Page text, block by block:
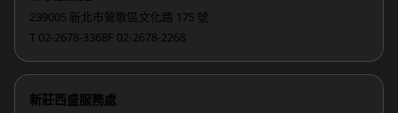
239005 新北市鶯歌區文化路 175 號
T 02-2678-3368F 02-2678-2268
新莊西盛服務處